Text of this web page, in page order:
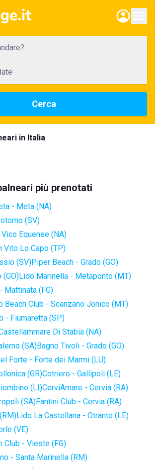
Cerca
in Italia
più prenotati
- Meta (NA)
(SV)
Equense (NA)
Vito Lo Capo (TP)
(SV)Piper Beach - Grado (GO)
(GO)Lido Marinella - Metaponto (MT)
Mattinata (FG)
Beach Club - Scanzano Jonico (MT)
- Fiumaretta (SP)
Di Stabia (NA)
(SA)Bagno Tivoli - Grado (GO)
Forte - Forte dei Marmi (LU)
(GR)Cotriero - Gallipoli (LE)
(LI)CerviAmare - Cervia (RA)
(SA)Fantini Club - Cervia (RA)
Lido La Castellana - Otranto (LE)
(VE)
Club - Vieste (FG)
- Santa Marinella (RM)